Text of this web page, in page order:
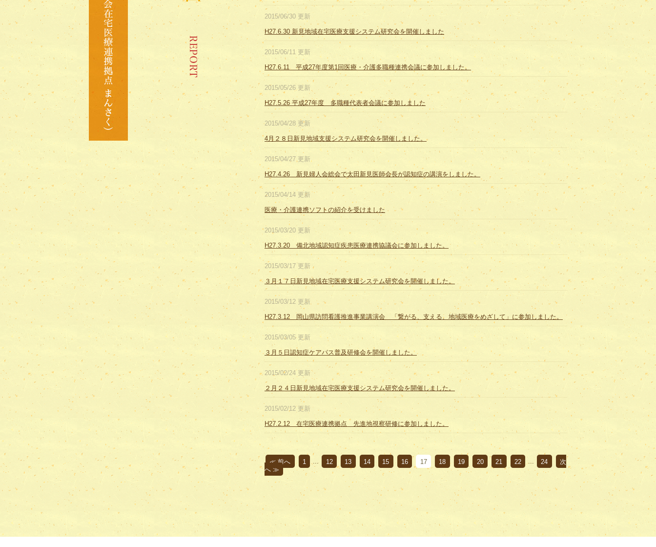
2015/06/30 更新
H27.6.30 新見地域在宅医療支援システム研究会を開催しました
2015/06/11 更新
H27.6.11 平成27年度第1回医療・介護多職種連携会議に参加しました。
2015/05/26 更新
H27.5.26 平成27年度 多職種代表者会議に参加しました
2015/04/28 更新
4月２８日新見地域支援システム研究会を開催しました。
2015/04/27 更新
H27.4.26 新見婦人会総会で太田新見医師会長が認知症の講演をしました。
2015/04/14 更新
医療・介護連携ソフトの紹介を受けました
2015/03/20 更新
H27.3.20 備北地域認知症疾患医療連携協議会に参加しました。
2015/03/17 更新
３月１７日新見地域在宅医療支援システム研究会を開催しました。
2015/03/12 更新
H27.3.12 岡山県訪問看護推進事業講演会 「繋がる、支える、地域医療をめざして」に参加しました。
2015/03/05 更新
３月５日認知症ケアパス普及研修会を開催しました。
2015/02/24 更新
２月２４日新見地域在宅医療支援システム研究会を開催しました。
2015/02/12 更新
H27.2.12 在宅医療連携拠点 先進地視察研修に参加しました。
≪ 前へ 1 ... 12 13 14 15 16 17 18 19 20 21 22 ... 24
次
へ ≫